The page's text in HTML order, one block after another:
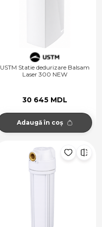
USTM Statie dedurizare Balsam
Laser 300 NEW
30 645 MDL
Adaugă în coș